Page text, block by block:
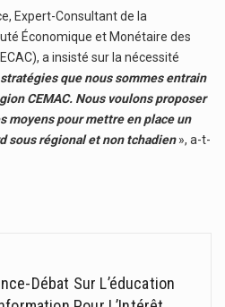
Expert-Consultant de la
Économique et Monétaire des
a insisté sur la nécessité
stratégies que nous sommes entrain
CEMAC. Nous voulons proposer
moyens pour mettre en place un
sous régional et non tchadien», a-t-
Débat Sur L’éducation